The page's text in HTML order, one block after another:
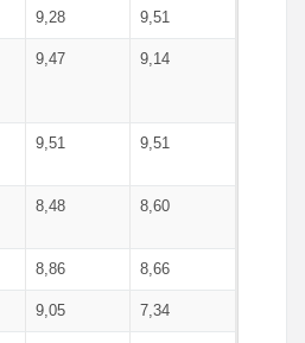
9,28 9,51
9,47 9,14
9,51 9,51
8,48 8,60
8,86 8,66
9,05 7,34